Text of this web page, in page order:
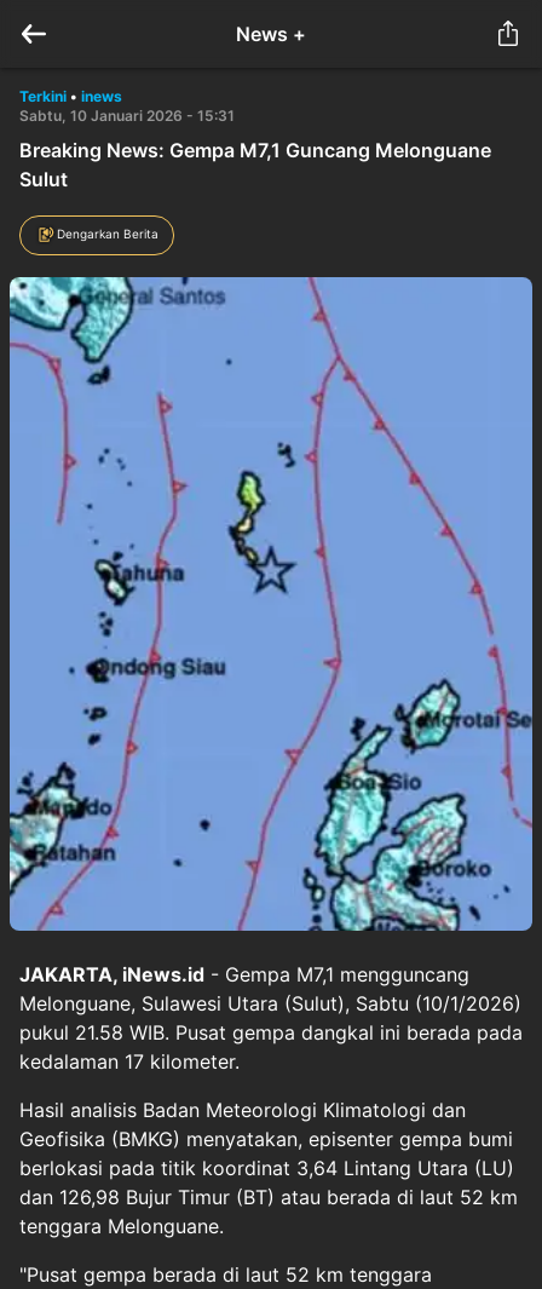
News +
Terkini • inews
Sabtu, 10 Januari 2026 - 15:31
Breaking News: Gempa M7,1 Guncang Melonguane
Sulut
Dengarkan Berita
JAKARTA, iNews.id - Gempa M7,1 mengguncang
Melonguane, Sulawesi Utara (Sulut), Sabtu (10/1/2026)
pukul 21.58 WIB. Pusat gempa dangkal ini berada pada
kedalaman 17 kilometer.
Hasil analisis Badan Meteorologi Klimatologi dan
Geofisika (BMKG) menyatakan, episenter gempa bumi
berlokasi pada titik koordinat 3,64 Lintang Utara (LU)
dan 126,98 Bujur Timur (BT) atau berada di laut 52 km
tenggara Melonguane.
"Pusat gempa berada di laut 52 km tenggara